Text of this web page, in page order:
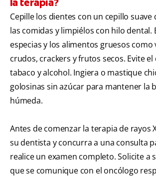
la terapia?
Cepille los dientes con un cepillo suave
las comidas y limpiélos con hilo dental.
especias y los alimentos gruesos como
crudos, crackers y frutos secos. Evite
tabaco y alcohol. Ingiera o mastique
golosinas sin azúcar para mantener la
húmeda.
Antes de comenzar la terapia de rayos
su dentista y concurra a una consulta
realice un examen completo. Solicite a
que se comunique con el oncólogo